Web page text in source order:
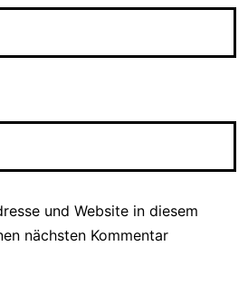
und Website in diesem
nächsten Kommentar